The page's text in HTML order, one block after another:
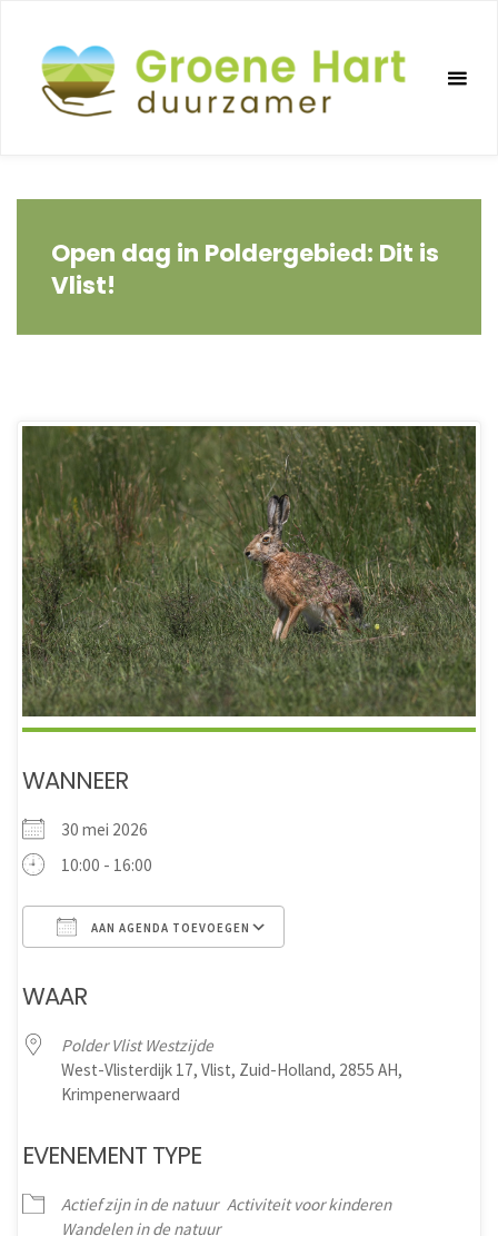
inhoud
Open dag in Poldergebied: Dit is
Vlist!
WANNEER
30 mei 2026
10:00 - 16:00
AAN AGENDA TOEVOEGEN
WAAR
Polder Vlist Westzijde
West-Vlisterdijk 17, Vlist, Zuid-Holland, 2855 AH,
Krimpenerwaard
EVENEMENT TYPE
Actief zijn in de natuur Activiteit voor kinderen
Wandelen in de natuur